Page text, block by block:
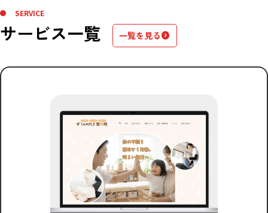
SERVICE
サービス一覧 一覧を見るexpand_circle_right